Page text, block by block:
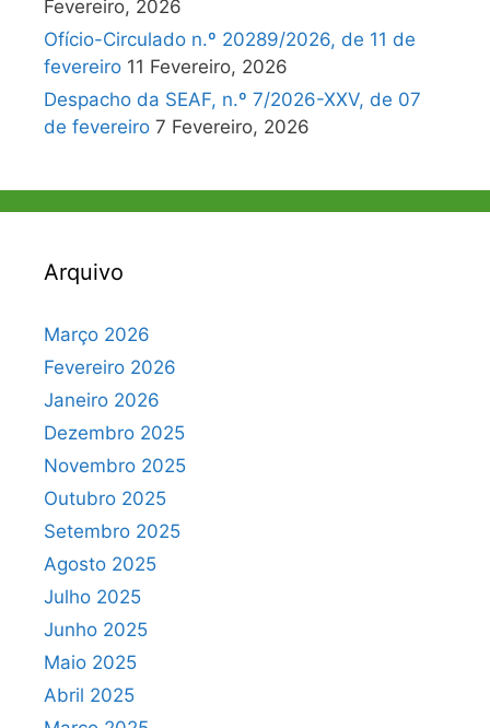
Fevereiro, 2026
Ofício-Circulado n.º 20289/2026, de 11 de
fevereiro 11 Fevereiro, 2026
Despacho da SEAF, n.º 7/2026-XXV, de 07
de fevereiro 7 Fevereiro, 2026
Arquivo
Março 2026
Fevereiro 2026
Janeiro 2026
Dezembro 2025
Novembro 2025
Outubro 2025
Setembro 2025
Agosto 2025
Julho 2025
Junho 2025
Maio 2025
Abril 2025